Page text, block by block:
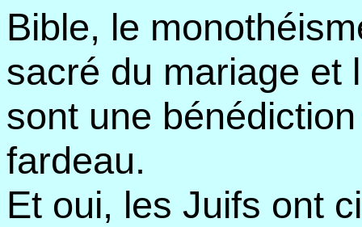
Bible, le
sacré du mariage et
sont une
fardeau.
Et oui, les Juifs ont